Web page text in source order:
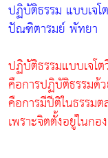
ปฏิบัติธรรม แบบเจ
ปัณฑิตารมย์ พัทยา
ปฏิบัติธรรมแบบเจโ
คือการปฏิบัติธรรมด้
คือการมีปีติในธรรม
เพราะจิตตั้งอยู่ในกอ